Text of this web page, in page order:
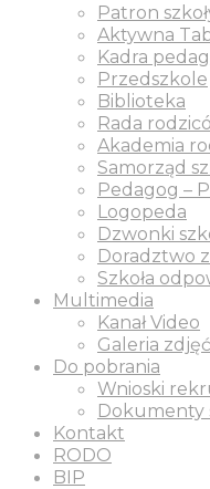
Patron
Aktywna
Kadra
Przedszkole
Biblioteka
Rada
Akademia
Samorząd
Pedagog –
Logopeda
Dzwonki
Doradztwo
Szkoła
Multimedia
Kanał Video
Galeria zdjęć
Do pobrania
Wnioski
Dokumenty
Kontakt
RODO
BIP